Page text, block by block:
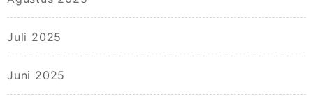
Juli 2025
Juni 2025